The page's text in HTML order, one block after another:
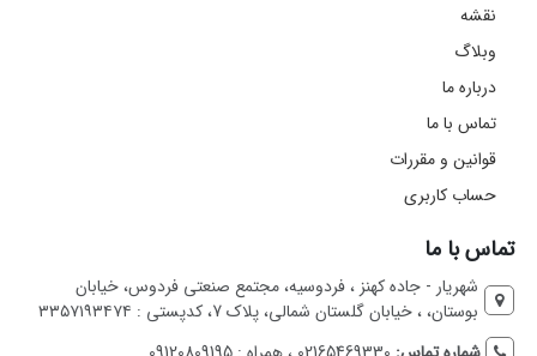
نقشه
وبلاگ
درباره ما
تماس با ما
قوانین و مقررات
حساب کاربری
تماس با ما
شهریار - جاده کهنز ، فردوسیه، مجتمع صنعتی فردوس، خیابان
بوستان، ، خیابان گلستان شمالی، پلاک 7، کدپستی : ۳۳۵۷۱۹۳۴۷۴